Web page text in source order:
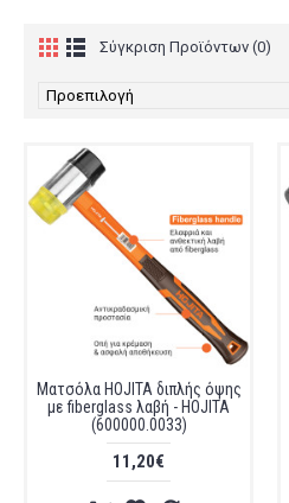
Σύγκριση Προϊόντων (0)
Ματσόλα HOJITA διπλής όψης
με fiberglass λαβή - HOJITA
(600000.0033)
11,20€